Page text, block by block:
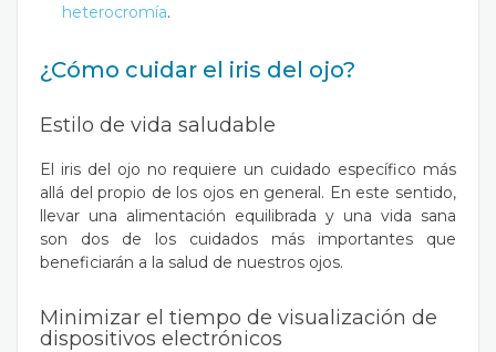
heterocromía.
¿Cómo cuidar el iris del ojo?
Estilo de vida saludable
El iris del ojo no requiere un cuidado específico más
allá del propio de los ojos en general. En este sentido,
llevar una alimentación equilibrada y una vida sana
son dos de los cuidados más importantes que
beneficiarán a la salud de nuestros ojos.
Minimizar el tiempo de visualización de
dispositivos electrónicos